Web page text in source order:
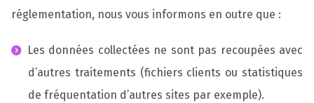
réglementation, nous vous informons en outre que :
Les données collectées ne sont pas recoupées avec
d’autres traitements (fichiers clients ou statistiques
de fréquentation d’autres sites par exemple).